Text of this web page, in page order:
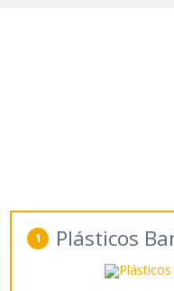
1 Plásticos